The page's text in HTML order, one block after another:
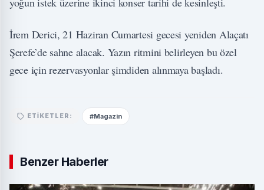
İrem Derici, 21 Haziran Cumartesi gecesi yeniden Alaçatı
Şerefe’de sahne alacak. Yazın ritmini belirleyen bu özel
gece için rezervasyonlar şimdiden alınmaya başladı.
ETIKETLER: #Magazin
Benzer Haberler